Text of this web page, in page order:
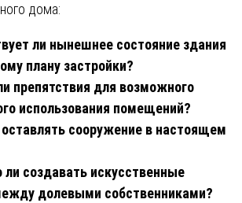
дома:
ли нынешнее состояние здания
плану застройки?
препятствия для возможного
использования помещений?
сооружение в настоящем
ли создавать искусственные
долевыми собственниками?